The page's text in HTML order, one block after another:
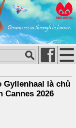
Gyllenhaal là chủ
Cannes 2026